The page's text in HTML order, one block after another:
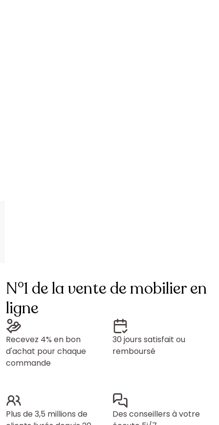
N°1 de la vente de mobilier en
ligne
Recevez 4% en bon
d'achat pour chaque
commande
30 jours satisfait ou
remboursé
Plus de 3,5 millions de
Des conseillers à votre